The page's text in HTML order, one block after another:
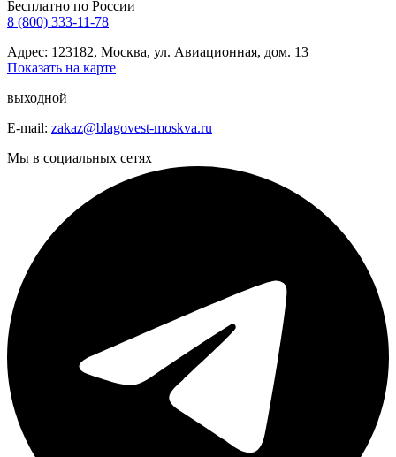
Бесплатно по России
8 (800) 333-11-78
Адрес: 123182, Москва, ул. Авиационная, дом. 13
Показать на карте
выходной
E-mail: zakaz@blagovest-moskva.ru
Мы в социальных сетях